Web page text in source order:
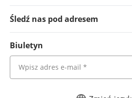
Śledź nas pod adresem
Biuletyn